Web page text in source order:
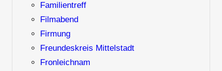
Familientreff
Filmabend
Firmung
Freundeskreis Mittelstadt
Fronleichnam